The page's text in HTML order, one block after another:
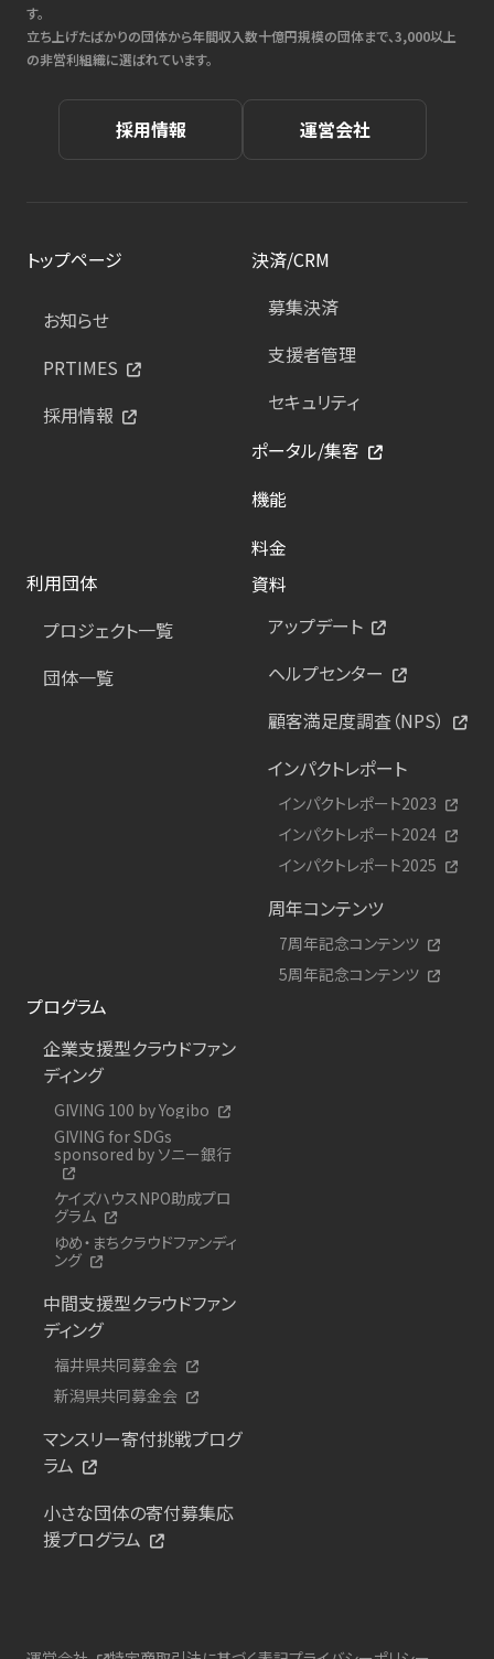
す。
立ち上げたばかりの団体から年間収入数十億円規模の団体まで、3,000以上
の非営利組織に選ばれています。
採用情報 運営会社
トップページ
お知らせ
PRTIMES
採用情報
決済/CRM
募集決済
支援者管理
セキュリティ
ポータル/集客
機能
料金
利用団体
プロジェクト一覧
団体一覧
資料
アップデート
ヘルプセンター
顧客満足度調査（NPS）
インパクトレポート
インパクトレポート2023
インパクトレポート2024
インパクトレポート2025
周年コンテンツ
7周年記念コンテンツ
5周年記念コンテンツ
プログラム
企業支援型クラウドファン
ディング
GIVING 100 by Yogibo
GIVING for SDGs
sponsored by ソニー銀行
ケイズハウスNPO助成プロ
グラム
ゆめ・まちクラウドファンディ
ング
中間支援型クラウドファン
ディング
福井県共同募金会
新潟県共同募金会
マンスリー寄付挑戦プログ
ラム
小さな団体の寄付募集応
援プログラム